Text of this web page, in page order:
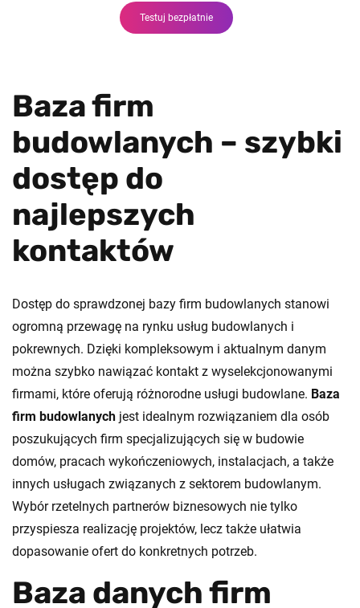
Testuj bezpłatnie
Baza firm
budowlanych – szybki
dostęp do
najlepszych
kontaktów
Dostęp do sprawdzonej bazy firm budowlanych stanowi
ogromną przewagę na rynku usług budowlanych i
pokrewnych. Dzięki kompleksowym i aktualnym danym
można szybko nawiązać kontakt z wyselekcjonowanymi
firmami, które oferują różnorodne usługi budowlane. Baza
firm budowlanych jest idealnym rozwiązaniem dla osób
poszukujących firm specjalizujących się w budowie
domów, pracach wykończeniowych, instalacjach, a także
innych usługach związanych z sektorem budowlanym.
Wybór rzetelnych partnerów biznesowych nie tylko
przyspiesza realizację projektów, lecz także ułatwia
dopasowanie ofert do konkretnych potrzeb.
Baza danych firm